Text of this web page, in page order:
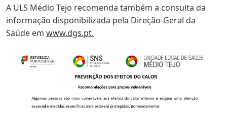
A ULS Médio Tejo recomenda também a consulta da
informação disponibilizada pela Direção-Geral da
Saúde em www.dgs.pt.